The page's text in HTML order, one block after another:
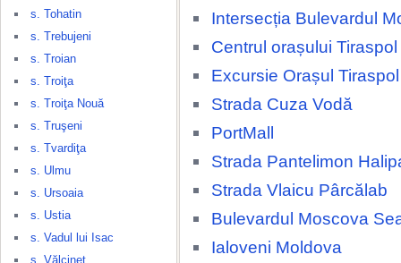
s. Tohatin
s. Trebujeni
s. Troian
s. Troiţa
s. Troiţa Nouă
s. Truşeni
s. Tvardiţa
s. Ulmu
s. Ursoaia
s. Ustia
s. Vadul lui Isac
s. Vălcineţ
Intersecția Bulevardul
Centrul orașului Tiraspol
Excursie Orașul Tiraspol
Strada Cuza Vodă
PortMall
Strada Pantelimon
Strada Vlaicu Pârcălab
Bulevardul Moscova
Ialoveni Moldova